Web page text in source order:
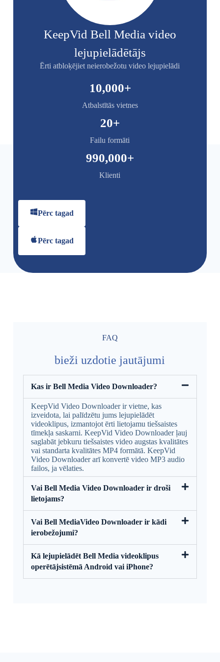
KeepVid Bell Media video
lejupielādētājs
Ērti atbloķējiet neierobežotu video lejupielādi
Atbalstītās vietnes
10,000+
Failu formāti
20+
Klienti
990,000+
Pērc tagad
Pērc tagad
FAQ
bieži uzdotie jautājumi
Kas ir Bell Media Video Downloader?
KeepVid Video Downloader ir vietne, kas
izveidota, lai palīdzētu jums lejupielādēt
videoklipus, izmantojot ērti lietojamu tiešsaistes
tīmekļa saskarni. KeepVid Video Downloader ļauj
saglabāt jebkuru tiešsaistes video augstas kvalitātes
vai standarta kvalitātes MP4 formātā. KeepVid
Video Downloader arī konvertē video MP3 audio
failos, ja vēlaties.
Vai Bell Media Video Downloader ir droši
lietojams?
Vai Bell MediaVideo Downloader ir kādi
ierobežojumi?
Kā lejupielādēt Bell Media videoklipus
operētājsistēmā Android vai iPhone?